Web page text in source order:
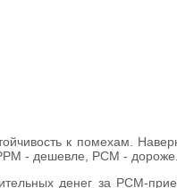
к помехам.
- дешевле, PCM - дороже.
денег за PCM-